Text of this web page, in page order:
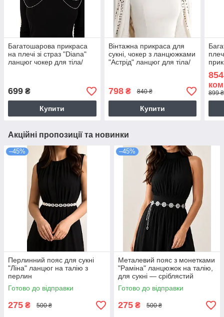
Багатошарова прикраса
на плечі зі страз "Diana"
ланцюг чокер для тіла/
699 ₴
Купити
Вінтажна прикраса для
сукні, чокер з ланцюжками
"Астрід" ланцюг для тіла/
798₴ 840 ₴
Купити
899
Акційні пропозиції та новинки
–45%
Перлинний пояс для сукні
"Ліна" ланцюг на талію з
перлин
Готово до відправки
275 ₴ 500 ₴
–45%
Металевий пояс з монетками
"Раміна" ланцюжок на талію,
для сукні — сріблястий
Готово до відправки
275 ₴ 500 ₴